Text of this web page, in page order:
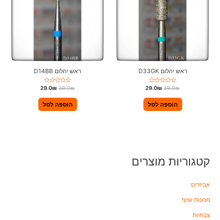
קטגוריות מוצרים
אביזרים
מכונות שיוף
צבתיות
ראש יהלום D33GK
ד
ר
ג
0
מ
39.0₪
29.0₪
הוספה לסל
ראש יהלום D14BB
ד
ר
ג
0
מ
39.0₪
29.0₪
הוספה לסל